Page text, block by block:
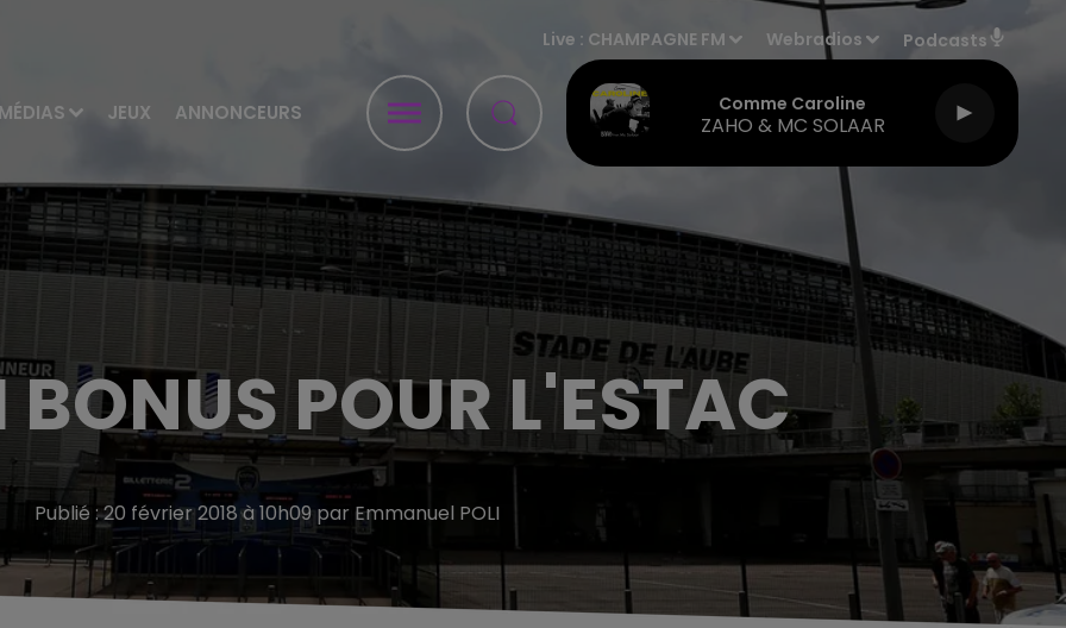
MÉDIAS JEUX ANNONCEURS
Live : CHAMPAGNE FM Webradios Podcasts
Comme Caroline
ZAHO & MC SOLAAR
POUR L'ESTAC
Publié : 20 février 2018 à 10h09 par Emmanuel POLI